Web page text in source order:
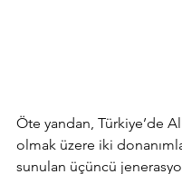
Öte yandan, Türkiye’de
olmak üzere iki
sunulan üçüncü